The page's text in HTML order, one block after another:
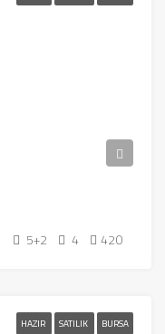
5+2 4 420
HAZIR SATILIK BURSA